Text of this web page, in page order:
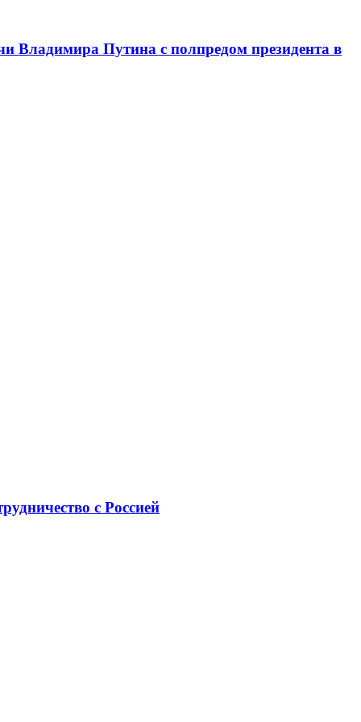
Владимира Путина с полпредом президента в
с Россией